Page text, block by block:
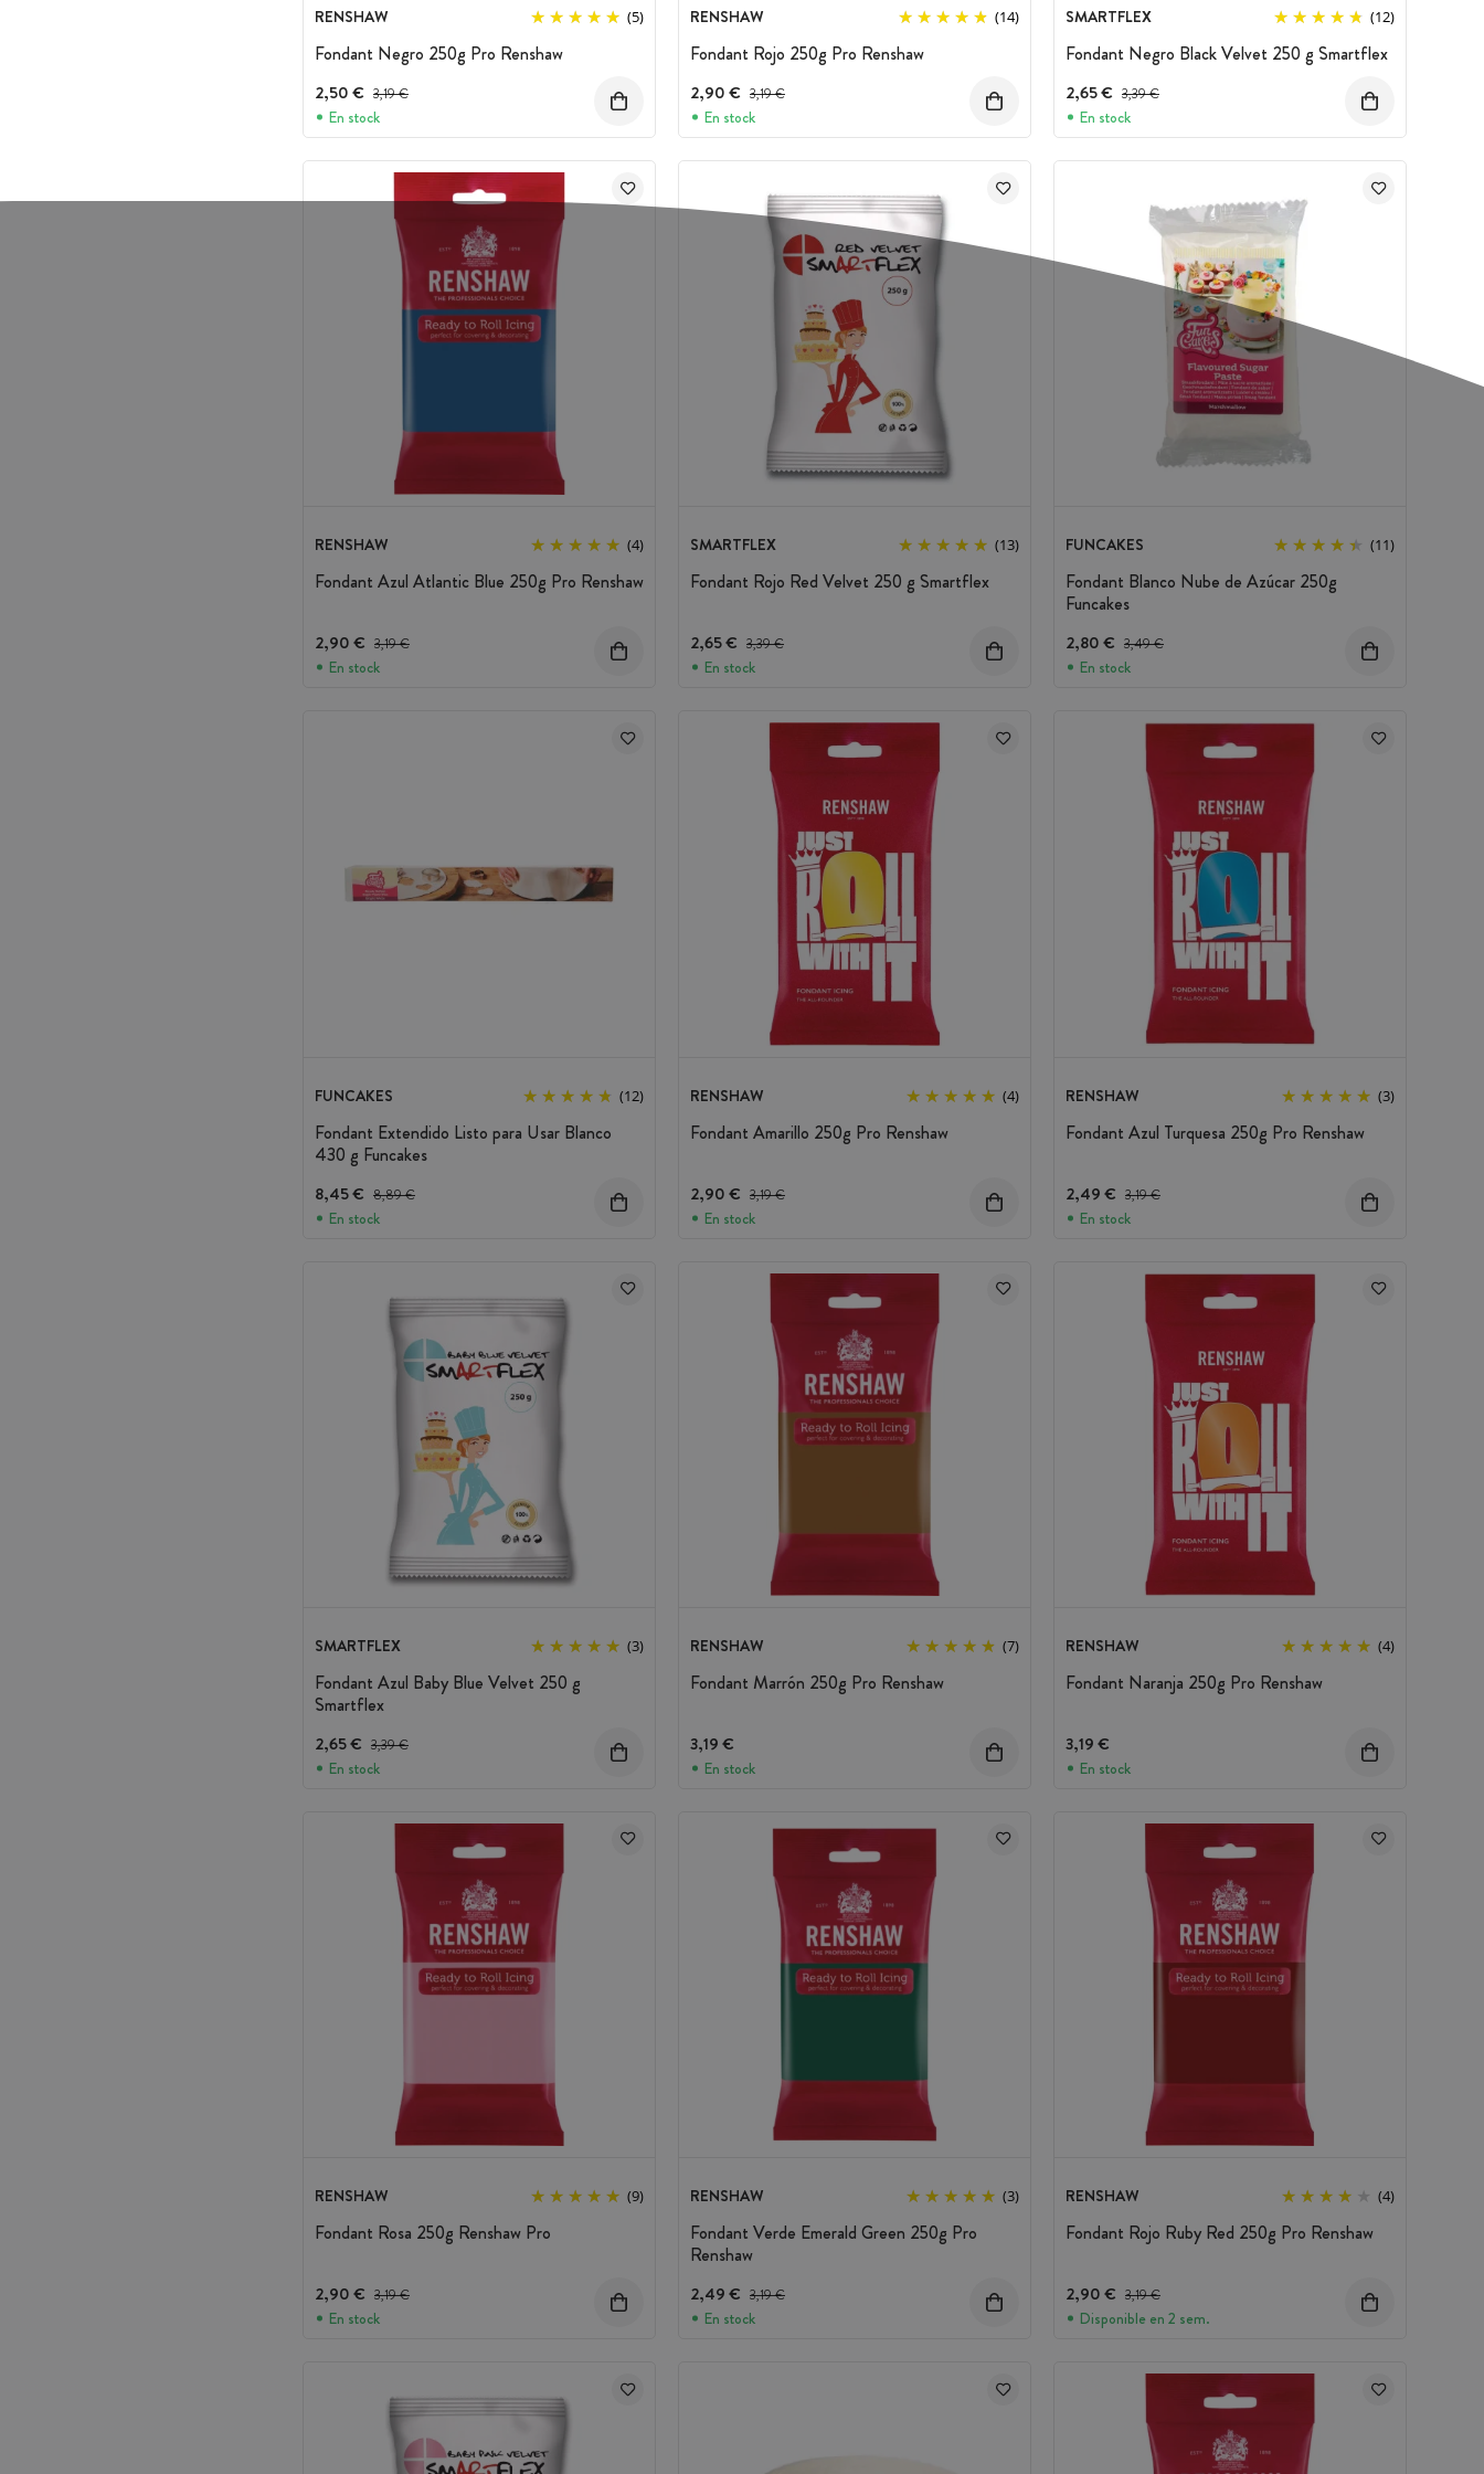
RENSHAW (5)
Fondant Negro 250g Pro Renshaw
2,50 € Precio antes del descuento
3,19 €
En stock
RENSHAW (14)
Fondant Rojo 250g Pro Renshaw
2,90 € Precio antes del descuento
3,19 €
En stock
SMARTFLEX (12)
Fondant Negro Black Velvet 250 g Smartflex
2,65 € Precio antes del descuento
3,39 €
En stock
RENSHAW (4)
Fondant Azul Atlantic Blue 250g Pro Renshaw
2,90 € Precio antes del descuento
3,19 €
En stock
SMARTFLEX (13)
Fondant Rojo Red Velvet 250 g Smartflex
2,65 € Precio antes del descuento
3,39 €
En stock
FUNCAKES (11)
Fondant Blanco Nube de Azúcar 250g
Funcakes
2,80 € Precio antes del descuento
3,49 €
En stock
FUNCAKES (12)
Fondant Extendido Listo para Usar Blanco
430 g Funcakes
8,45 € Precio antes del descuento
8,89 €
En stock
RENSHAW (4)
Fondant Amarillo 250g Pro Renshaw
2,90 € Precio antes del descuento
3,19 €
En stock
RENSHAW (3)
Fondant Azul Turquesa 250g Pro Renshaw
2,49 € Precio antes del descuento
3,19 €
En stock
SMARTFLEX (3)
Fondant Azul Baby Blue Velvet 250 g
Smartflex
2,65 € Precio antes del descuento
3,39 €
En stock
RENSHAW (7)
Fondant Marrón 250g Pro Renshaw
3,19 €
En stock
RENSHAW (4)
Fondant Naranja 250g Pro Renshaw
3,19 €
En stock
RENSHAW (9)
Fondant Rosa 250g Renshaw Pro
2,90 € Precio antes del descuento
3,19 €
En stock
RENSHAW (3)
Fondant Verde Emerald Green 250g Pro
Renshaw
2,49 € Precio antes del descuento
3,19 €
En stock
RENSHAW (4)
Fondant Rojo Ruby Red 250g Pro Renshaw
2,90 € Precio antes del descuento
3,19 €
Disponible en 2 sem.